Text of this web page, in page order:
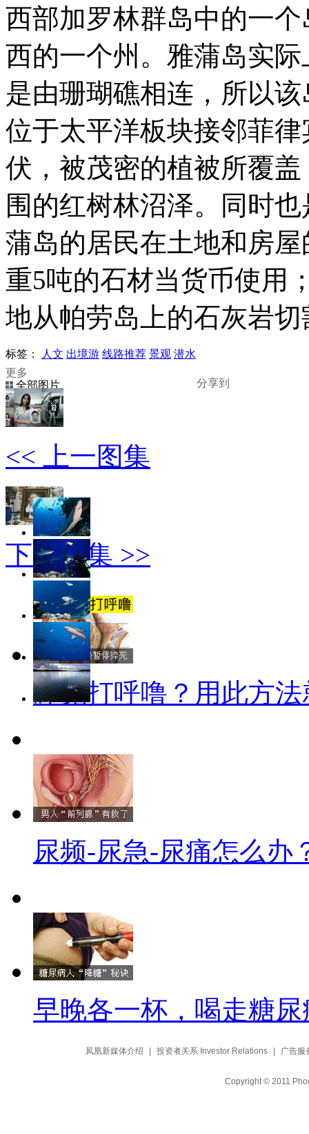
西部加罗林群岛中的一
西的一个州。雅蒲岛实
是由珊瑚礁相连，所以
位于太平洋板块接邻菲
伏，被茂密的植被所覆
围的红树林沼泽。同时
蒲岛的居民在土地和房
重5吨的石材当货币使用
地从帕劳岛上的石灰岩
标签： 人文 出境游 线路推荐 景观 潜水
更多
分享到
全部图片
查看原图
<< 上一图集
下一图集 >>
睡觉打呼噜？用此方法
尿频-尿急-尿痛怎么办
早晚各一杯，喝走糖尿
凤凰新媒体介绍 投资者关系 Investor Relations 广告服
Copyright © 2011